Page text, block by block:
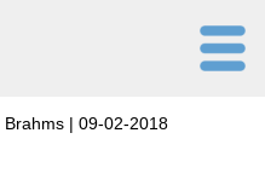
| 09-02-2018